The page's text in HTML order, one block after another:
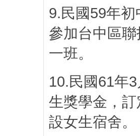
9.民國59年初
參加台中區
一班。
10.民國61年3
生獎學金，
設女生宿舍。